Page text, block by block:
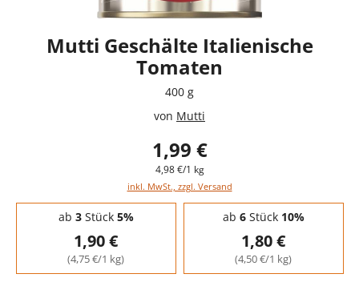
Mutti Geschälte Italienische
Tomaten
400 g
von Mutti
1,99 €
4,98 €/1 kg
inkl. MwSt., zzgl. Versand
Staffelpreise - Mengenrabatt
ab 3Stück 5%
1,90 €
(4,75 €/1 kg)
ab 6Stück 10%
1,80 €
(4,50 €/1 kg)